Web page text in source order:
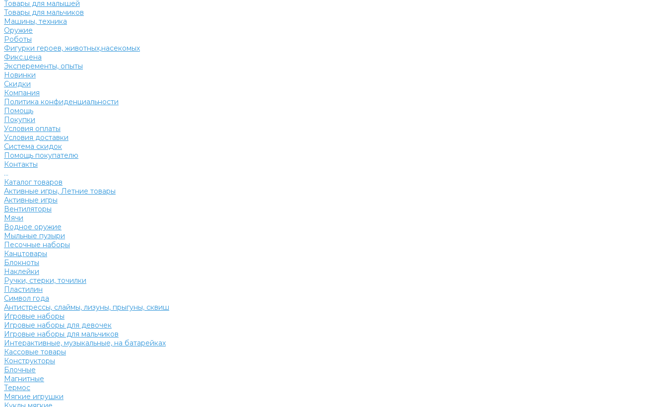
Товары для малышей
Товары для мальчиков
Машины, техника
Оружие
Роботы
Фигурки героев, животных,насекомых
Фикс.цена
Эксперементы, опыты
Новинки
Скидки
Компания
Политика конфиденциальности
Помощь
Покупки
Условия оплаты
Условия доставки
Система скидок
Помощь покупателю
Контакты
...
Каталог товаров
Активные игры, Летние товары
Активные игры
Вентиляторы
Мячи
Водное оружие
Мыльные пузыри
Песочные наборы
Канцтовары
Блокноты
Наклейки
Ручки, стерки, точилки
Пластилин
Символ года
Антистрессы, слаймы, лизуны, прыгуны, сквиш
Игровые наборы
Игровые наборы для девочек
Игровые наборы для мальчиков
Интерактивные, музыкальные, на батарейках
Кассовые товары
Конструкторы
Блочные
Магнитные
Термос
Мягкие игрушки